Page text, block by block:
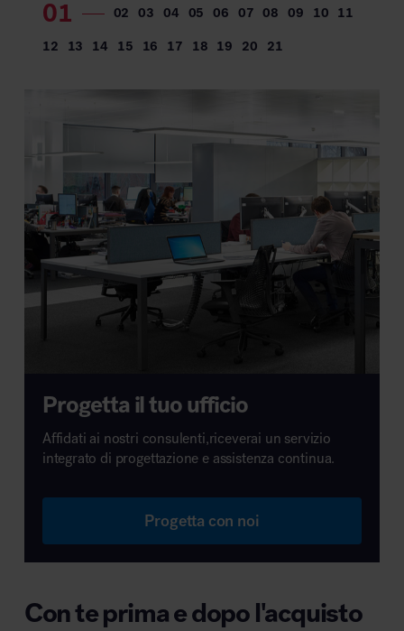
Progetta il tuo ufficio
Affidati ai nostri consulenti,riceverai un servizio
integrato di progettazione e assistenza continua.
Progetta con noi
Con te prima e dopo l'acquisto